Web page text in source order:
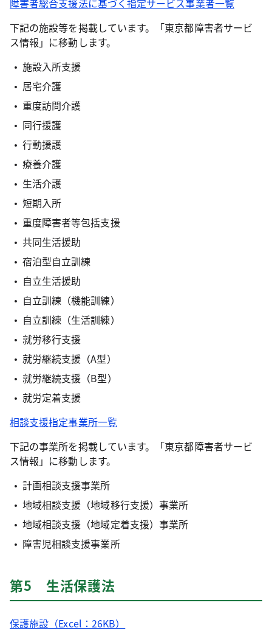
障害者総合支援法に基づく指定サービス事業者一覧
下記の施設等を掲載しています。「東京都障害者サービ
ス情報」に移動します。
施設入所支援
居宅介護
重度訪問介護
同行援護
行動援護
療養介護
生活介護
短期入所
重度障害者等包括支援
共同生活援助
宿泊型自立訓練
自立生活援助
自立訓練（機能訓練）
自立訓練（生活訓練）
就労移行支援
就労継続支援（A型）
就労継続支援（B型）
就労定着支援
相談支援指定事業所一覧
下記の事業所を掲載しています。「東京都障害者サービ
ス情報」に移動します。
計画相談支援事業所
地域相談支援（地域移行支援）事業所
地域相談支援（地域定着支援）事業所
障害児相談支援事業所
第5 生活保護法
保護施設（Excel：26KB）